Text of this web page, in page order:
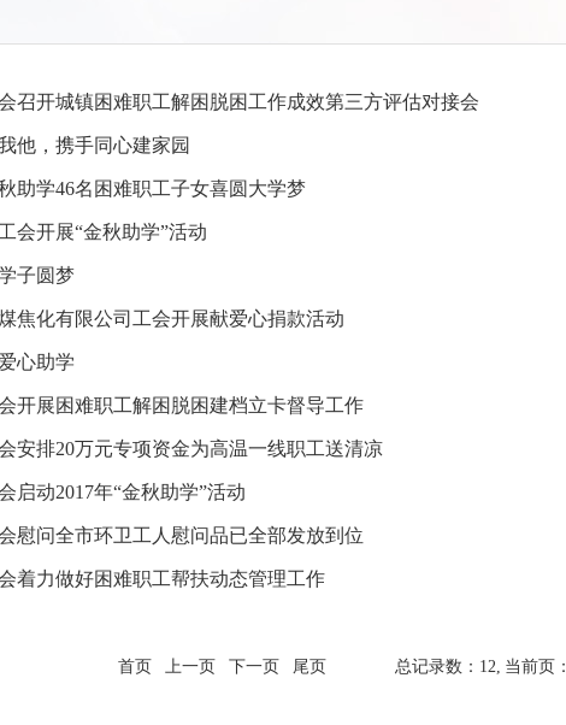
召开城镇困难职工解困脱困工作成效第三方评估对接会
他，携手同心建家园
助学46名困难职工子女喜圆大学梦
会开展“金秋助学”活动
子圆梦
焦化有限公司工会开展献爱心捐款活动
心助学
开展困难职工解困脱困建档立卡督导工作
安排20万元专项资金为高温一线职工送清凉
启动2017年“金秋助学”活动
慰问全市环卫工人慰问品已全部发放到位
着力做好困难职工帮扶动态管理工作
首页 上一页 下一页 尾页 总记录数：12, 当前页：